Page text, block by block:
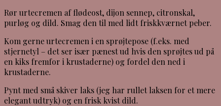
Rør urtecremen af flødeost, dijon sennep, citronskal,
purløg og dild. Smag den til med lidt friskkværnet peber.
Kom gerne urtecremen i en sprøjtepose (f.eks. med
stjernetyl – det ser især pænest ud hvis den sprøjtes ud på
en kiks fremfor i krustaderne) og fordel den ned i
krustaderne.
Pynt med små skiver laks (jeg har rullet laksen for et mere
elegant udtryk) og en frisk kvist dild.